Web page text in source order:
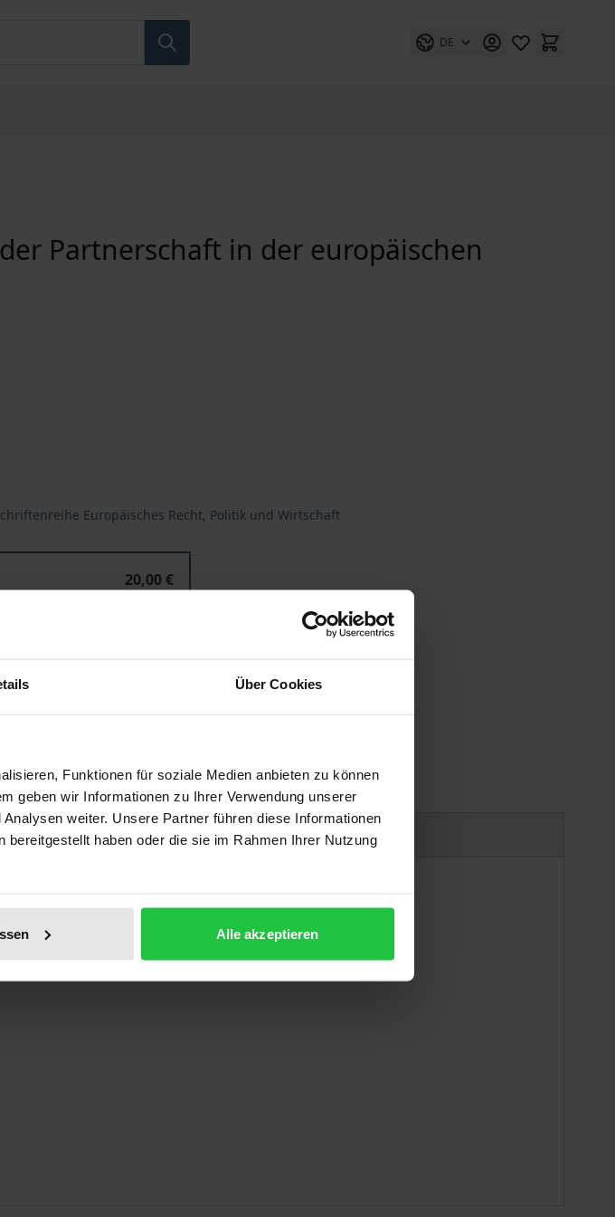
Über Cookies
Funktionen für soziale Medien anbieten zu können
geben wir Informationen zu Ihrer Verwendung unserer
weiter. Unsere Partner führen diese Informationen
haben oder die sie im Rahmen Ihrer Nutzung
Alle akzeptieren
DE
Partnerschaft in der europäischen
Europäisches Recht, Politik und Wirtschaft
20,00 €
Produktsicherheit